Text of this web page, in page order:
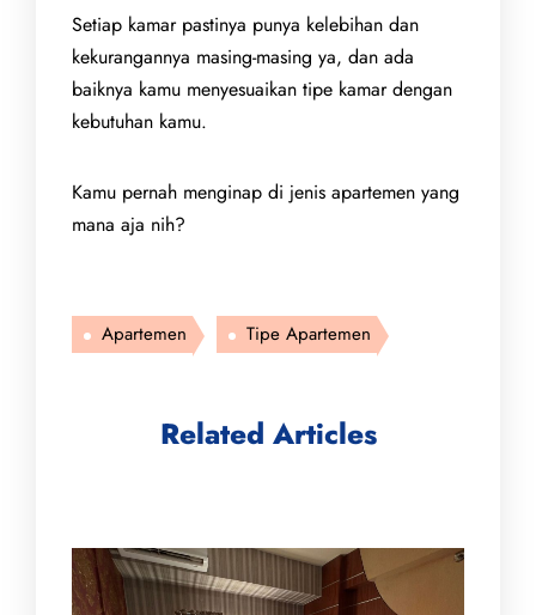
Setiap kamar pastinya punya kelebihan dan
kekurangannya masing-masing ya, dan ada
baiknya kamu menyesuaikan tipe kamar dengan
kebutuhan kamu.
Kamu pernah menginap di jenis apartemen yang
mana aja nih?
Apartemen Tipe Apartemen
Related Articles